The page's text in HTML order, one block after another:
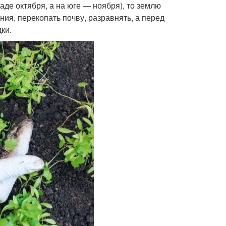
октября, а на юге — ноября), то землю
перекопать почву, разравнять, а перед